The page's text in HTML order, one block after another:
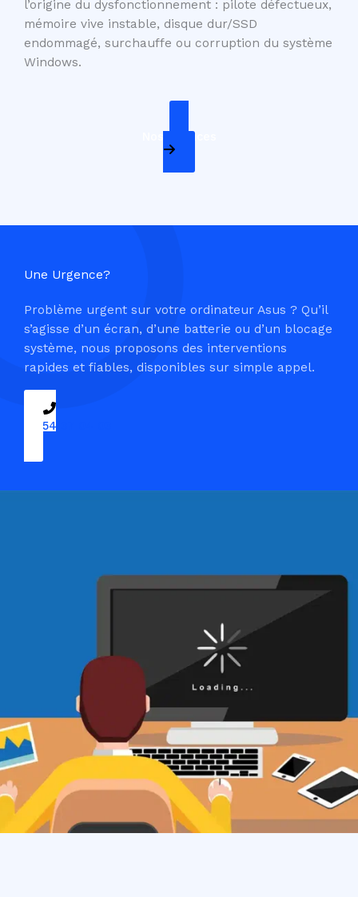
l’origine du dysfonctionnement : pilote défectueux,
mémoire vive instable, disque dur/SSD
endommagé, surchauffe ou corruption du système
Windows.
Nos Services
Une Urgence?
Problème urgent sur votre ordinateur Asus ? Qu’il
s’agisse d’un écran, d’une batterie ou d’un blocage
système, nous proposons des interventions
rapides et fiables, disponibles sur simple appel.
09 54 37 04 03